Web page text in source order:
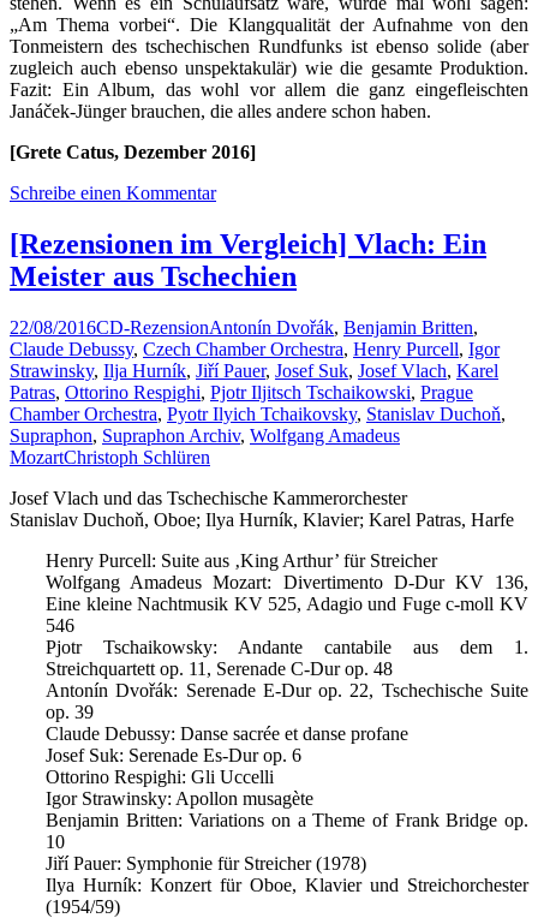
„Am Thema vorbei“. Die Klangqualität der Aufnahme von den
Tonmeistern des tschechischen Rundfunks ist ebenso solide (aber
zugleich auch ebenso unspektakulär) wie die gesamte Produktion.
Fazit: Ein Album, das wohl vor allem die ganz eingefleischten
Janáček-Jünger brauchen, die alles andere schon haben.
[Grete Catus, Dezember 2016]
Schreibe einen Kommentar
[Rezensionen im Vergleich] Vlach: Ein
Meister aus Tschechien
22/08/2016CD-RezensionAntonín Dvořák, Benjamin Britten,
Claude Debussy, Czech Chamber Orchestra, Henry Purcell, Igor
Strawinsky, Ilja Hurník, Jiří Pauer, Josef Suk, Josef Vlach, Karel
Patras, Ottorino Respighi, Pjotr Iljitsch Tschaikowski, Prague
Chamber Orchestra, Pyotr Ilyich Tchaikovsky, Stanislav Duchoň,
Supraphon, Supraphon Archiv, Wolfgang Amadeus
MozartChristoph Schlüren
Josef Vlach und das Tschechische Kammerorchester
Stanislav Duchoň, Oboe; Ilya Hurník, Klavier; Karel Patras, Harfe
Henry Purcell: Suite aus ‚King Arthur’ für Streicher
Wolfgang Amadeus Mozart: Divertimento D-Dur KV 136,
Eine kleine Nachtmusik KV 525, Adagio und Fuge c-moll KV
546
Pjotr Tschaikowsky: Andante cantabile aus dem 1.
Streichquartett op. 11, Serenade C-Dur op. 48
Antonín Dvořák: Serenade E-Dur op. 22, Tschechische Suite
op. 39
Claude Debussy: Danse sacrée et danse profane
Josef Suk: Serenade Es-Dur op. 6
Ottorino Respighi: Gli Uccelli
Igor Strawinsky: Apollon musagète
Benjamin Britten: Variations on a Theme of Frank Bridge op.
10
Jiří Pauer: Symphonie für Streicher (1978)
Ilya Hurník: Konzert für Oboe, Klavier und Streichorchester
(1954/59)